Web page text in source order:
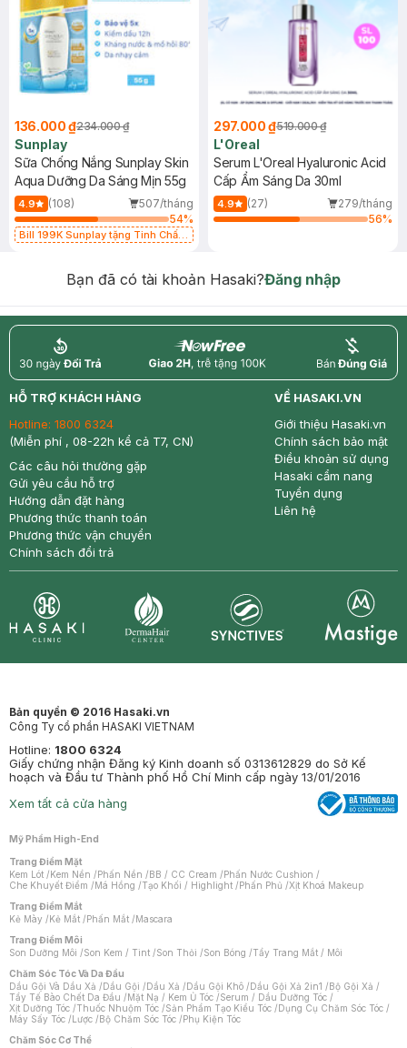
136.000 ₫234.000 ₫
Sunplay
Sữa Chống Nắng Sunplay Skin
Aqua Dưỡng Da Sáng Mịn 55g
4.9 (108)
507/tháng
54%
Bill 199K Sunplay tặng Tinh Chất
297.000 ₫519.000 ₫
L'Oreal
Serum L'Oreal Hyaluronic Acid
Cấp Ẩm Sáng Da 30ml
4.9 (27)
279/tháng
56%
Bạn đã có tài khoản Hasaki?Đăng nhập
return nowfree price
HỖ TRỢ KHÁCH HÀNG
Hotline: 1800 6324
(Miễn phí , 08-22h kể cả T7, CN)
Các câu hỏi thường gặp
Gửi yêu cầu hỗ trợ
Hướng dẫn đặt hàng
Phương thức thanh toán
Phương thức vận chuyển
Chính sách đổi trả
VỀ HASAKI.VN
Giới thiệu Hasaki.vn
Chính sách bảo mật
Điều khoản sử dụng
Hasaki cẩm nang
Tuyển dụng
Liên hệ
Bản quyền © 2016 Hasaki.vn
Công Ty cổ phần HASAKI VIETNAM
Hotline: 1800 6324
Giấy chứng nhận Đăng ký Kinh doanh số 0313612829 do Sở Kế
hoạch và Đầu tư Thành phố Hồ Chí Minh cấp ngày 13/01/2016
Xem tất cả cửa hàng
Mỹ Phẩm High-End
Trang Điểm Mặt
Kem Lót /Kem Nền /Phấn Nền /BB / CC Cream /Phấn Nước Cushion /
Che Khuyết Điểm /Má Hồng /Tạo Khối / Highlight /Phấn Phủ /Xịt Khoá Makeup
Trang Điểm Mắt
Kẻ Mày /Kẻ Mắt /Phấn Mắt /Mascara
Trang Điểm Môi
Son Dưỡng Môi /Son Kem / Tint /Son Thỏi /Son Bóng /Tẩy Trang Mắt / Môi
Chăm Sóc Tóc Và Da Đầu
Dầu Gội Và Dầu Xả /Dầu Gội /Dầu Xả /Dầu Gội Khô /Dầu Gội Xả 2in1 /Bộ Gội Xả /
Tẩy Tế Bào Chết Da Đầu /Mặt Nạ / Kem Ủ Tóc /Serum / Dầu Dưỡng Tóc /
Xịt Dưỡng Tóc /Thuốc Nhuộm Tóc /Sản Phẩm Tạo Kiểu Tóc /Dụng Cụ Chăm Sóc Tóc /
Máy Sấy Tóc /Lược /Bộ Chăm Sóc Tóc /Phụ Kiện Tóc
Chăm Sóc Cơ Thể